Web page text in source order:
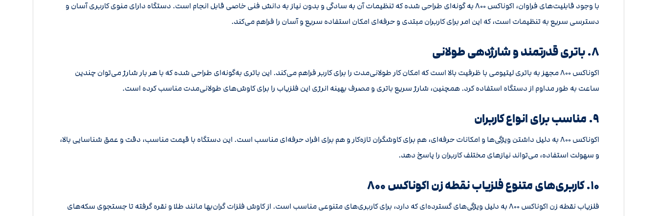
با وجود قابلیت‌های فراوان، اکوناکس ۸۰۰ به گونه‌ای طراحی شده که تنظیمات آن به سادگی و بدون نیاز به دانش فنی خاصی قابل انجام است. دستگاه دارای منوی کاربری آسان و
دسترسی سریع به تنظیمات است، که این امر برای کاربران مبتدی و حرفه‌ای امکان استفاده سریع و آسان را فراهم می‌کند.
۸. باتری قدرتمند و شارژدهی طولانی
اکوناکس ۸۰۰ مجهز به باتری لیتیومی با ظرفیت بالا است که امکان کار طولانی‌مدت را برای کاربر فراهم می‌کند. این باتری به‌گونه‌ای طراحی شده که با هر بار شارژ می‌توان چندین
ساعت به طور مداوم از دستگاه استفاده کرد. همچنین، شارژ سریع باتری و مصرف بهینه انرژی این فلزیاب را برای کاوش‌های طولانی‌مدت مناسب کرده است.
۹. مناسب برای انواع کاربران
اکوناکس ۸۰۰ به دلیل داشتن ویژگی‌ها و امکانات حرفه‌ای، هم برای کاوشگران تازه‌کار و هم برای افراد حرفه‌ای مناسب است. این دستگاه با قیمت مناسب، دقت و عمق شناسایی بالا،
و سهولت استفاده، می‌تواند نیازهای مختلف کاربران را پاسخ دهد.
۱۰. کاربری‌های متنوع فلزیاب نقطه زن اکوناکس ۸۰۰
فلزیاب نقطه زن
اکوناکس ۸۰۰ به دلیل ویژگی‌های گسترده‌ای که دارد، برای کاربری‌های متنوعی مناسب است. از کاوش فلزات گران‌بها مانند طلا و نقره گرفته تا جستجوی سکه‌های